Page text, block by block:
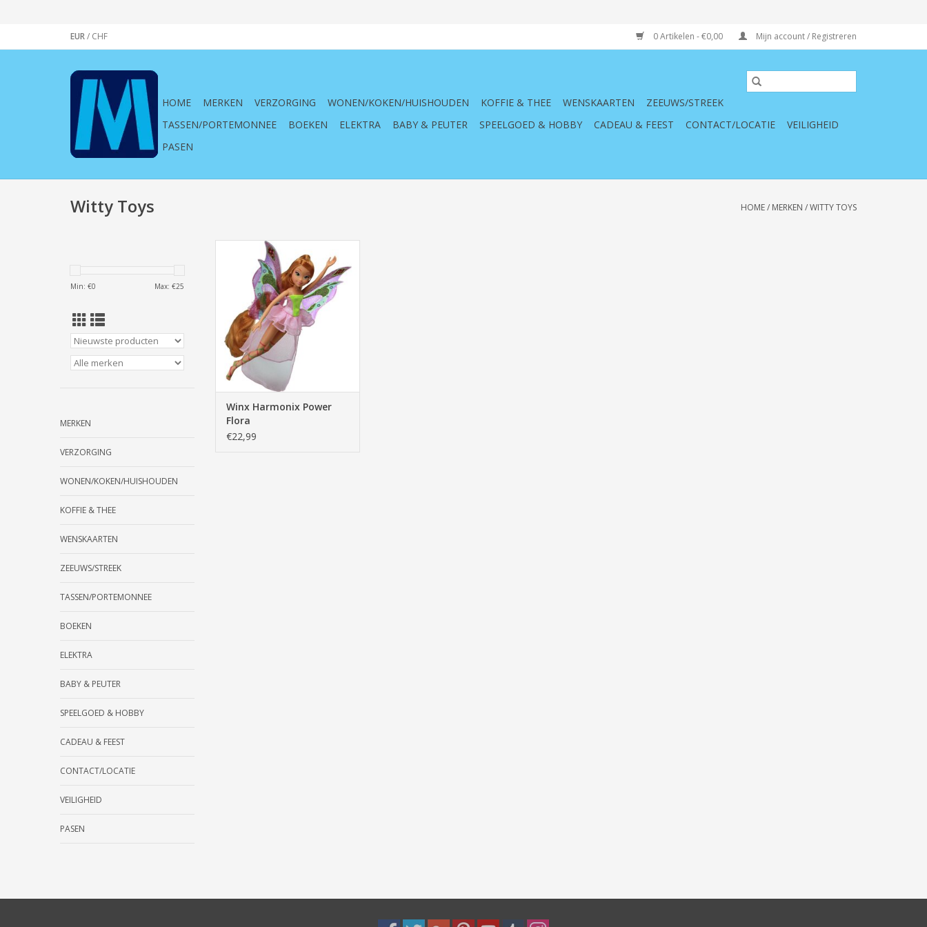
EUR/ CHF 0 Artikelen - €0,00 Mijn account / Registreren
HOME MERKEN VERZORGING WONEN/KOKEN/HUISHOUDEN KOFFIE & THEE WENSKAARTEN
ZEEUWS/STREEK
TASSEN/PORTEMONNEE
BOEKEN ELEKTRA BABY & PEUTER SPEELGOED & HOBBY CADEAU & FEEST CONTACT/LOCATIE
VEILIGHEID
PASEN
Witty Toys HOME/ MERKEN /WITTY TOYS
Min: €0 Max: €25
MERKEN
VERZORGING
WONEN/KOKEN/HUISHOUDEN
KOFFIE & THEE
WENSKAARTEN
ZEEUWS/STREEK
TASSEN/PORTEMONNEE
BOEKEN
ELEKTRA
BABY & PEUTER
SPEELGOED & HOBBY
CADEAU & FEEST
CONTACT/LOCATIE
VEILIGHEID
PASEN
Winx Harmonix Power Flora
Winx Harmonix Power
Flora
€22,99